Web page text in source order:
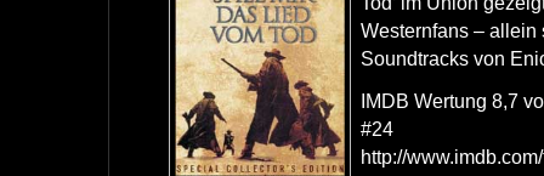
Westernfans – allein
Soundtracks von
IMDB Wertung 8,7
#24
http://